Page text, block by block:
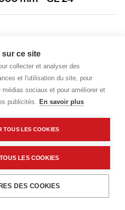
ce site
collecter et analyser des
et l'utilisation du site, pour
sociaux et pour améliorer et
publicités. En savoir plus
TOUS LES COOKIES
LES COOKIES
DES COOKIES
cours d'approvisionnement
au panier